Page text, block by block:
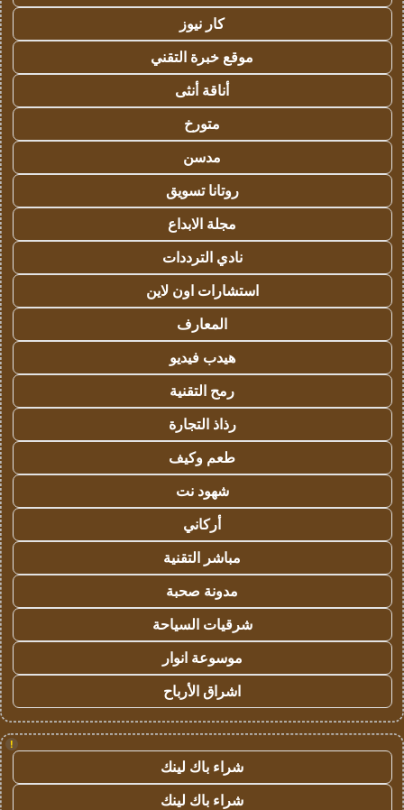
كار نيوز
موقع خبرة التقني
أناقة أنثى
متورخ
مدسن
روتانا تسويق
مجلة الابداع
نادي الترددات
استشارات اون لاين
المعارف
هيدب فيديو
رمح التقنية
رذاذ التجارة
طعم وكيف
شهود نت
أركاني
مباشر التقنية
مدونة صحبة
شرقيات السياحة
موسوعة انوار
اشراق الأرباح
!
شراء باك لينك
شراء باك لينك